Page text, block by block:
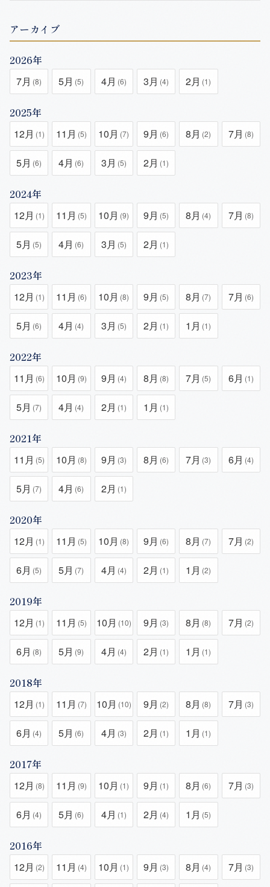
アーカイブ
2026年
7月 (8) 5月 (5) 4月 (6) 3月 (4) 2月 (1)
2025年
12月 (1) 11月 (5) 10月 (7) 9月 (6) 8月 (2) 7月 (8)
5月 (6) 4月 (6) 3月 (5) 2月 (1)
2024年
12月 (1) 11月 (5) 10月 (9) 9月 (5) 8月 (4) 7月 (8)
5月 (5) 4月 (6) 3月 (5) 2月 (1)
2023年
12月 (1) 11月 (6) 10月 (8) 9月 (5) 8月 (7) 7月 (6)
5月 (6) 4月 (4) 3月 (5) 2月 (1) 1月 (1)
2022年
11月 (6) 10月 (9) 9月 (4) 8月 (8) 7月 (5) 6月 (1)
5月 (7) 4月 (4) 2月 (1) 1月 (1)
2021年
11月 (5) 10月 (8) 9月 (3) 8月 (6) 7月 (3) 6月 (4)
5月 (7) 4月 (6) 2月 (1)
2020年
12月 (1) 11月 (5) 10月 (8) 9月 (6) 8月 (7) 7月 (2)
6月 (5) 5月 (7) 4月 (4) 2月 (1) 1月 (2)
2019年
12月 (1) 11月 (5) 10月 (10) 9月 (3) 8月 (8) 7月 (2)
6月 (8) 5月 (9) 4月 (4) 2月 (1) 1月 (1)
2018年
12月 (1) 11月 (7) 10月 (10) 9月 (2) 8月 (8) 7月 (3)
6月 (4) 5月 (6) 4月 (3) 2月 (1) 1月 (1)
2017年
12月 (8) 11月 (9) 10月 (1) 9月 (1) 8月 (6) 7月 (3)
6月 (4) 5月 (6) 4月 (1) 2月 (4) 1月 (5)
2016年
12月 (2) 11月 (4) 10月 (1) 9月 (3) 8月 (4) 7月 (3)